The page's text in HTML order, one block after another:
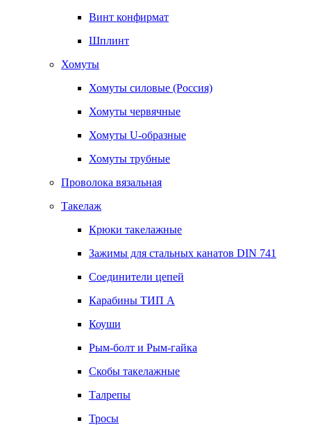
Винт конфирмат
Шплинт
Хомуты
Хомуты силовые (Россия)
Хомуты червячные
Хомуты U-образные
Хомуты трубные
Проволока вязальная
Такелаж
Крюки такелажные
Зажимы для стальных канатов DIN 741
Соединители цепей
Карабины ТИП А
Коуши
Рым-болт и Рым-гайка
Скобы такелажные
Талрепы
Тросы